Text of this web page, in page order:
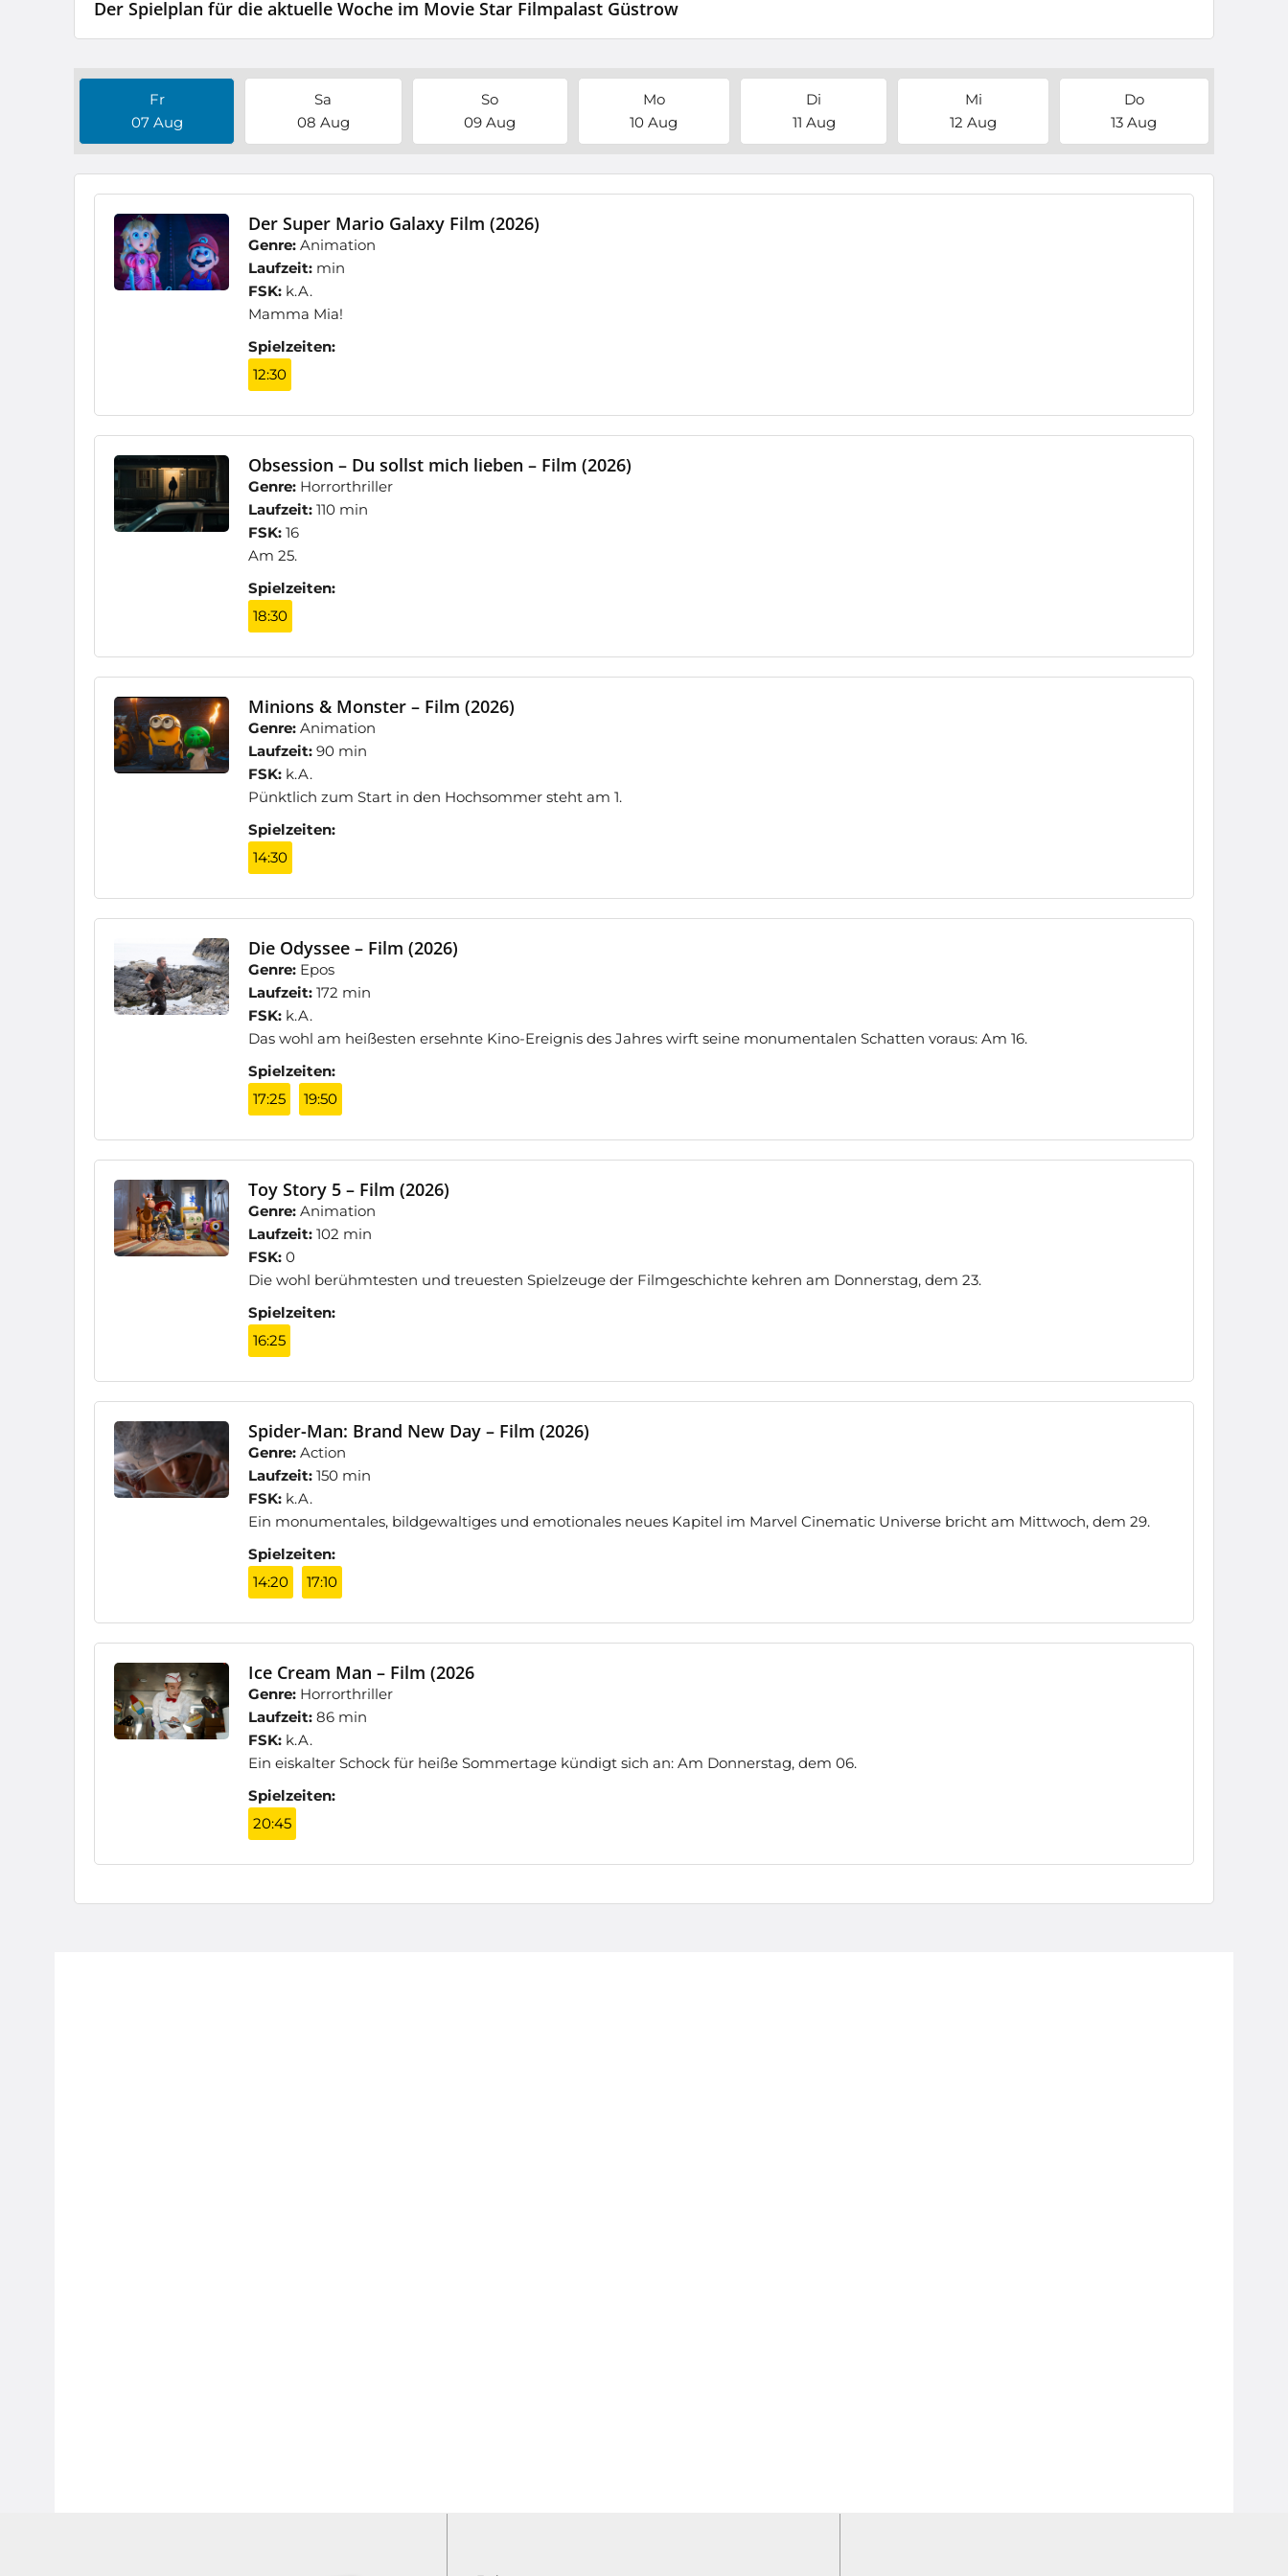
Der Spielplan für die aktuelle Woche im Movie Star Filmpalast Güstrow
Fr
07 Aug
Sa
08 Aug
So
09 Aug
Mo
10 Aug
Di
11 Aug
Mi
12 Aug
Do
13 Aug
Der Super Mario Galaxy Film (2026)
Genre: Animation
Laufzeit: min
FSK: k.A.
Mamma Mia!
Spielzeiten:
12:30
Obsession – Du sollst mich lieben – Film (2026)
Genre: Horrorthriller
Laufzeit: 110 min
FSK: 16
Am 25.
Spielzeiten:
18:30
Minions & Monster – Film (2026)
Genre: Animation
Laufzeit: 90 min
FSK: k.A.
Pünktlich zum Start in den Hochsommer steht am 1.
Spielzeiten:
14:30
Die Odyssee – Film (2026)
Genre: Epos
Laufzeit: 172 min
FSK: k.A.
Das wohl am heißesten ersehnte Kino-Ereignis des Jahres wirft seine monumentalen Schatten voraus: Am 16.
Spielzeiten:
17:25
19:50
Toy Story 5 – Film (2026)
Genre: Animation
Laufzeit: 102 min
FSK: 0
Die wohl berühmtesten und treuesten Spielzeuge der Filmgeschichte kehren am Donnerstag, dem 23.
Spielzeiten:
16:25
Spider-Man: Brand New Day – Film (2026)
Genre: Action
Laufzeit: 150 min
FSK: k.A.
Ein monumentales, bildgewaltiges und emotionales neues Kapitel im Marvel Cinematic Universe bricht am Mittwoch, dem 29.
Spielzeiten:
14:20
17:10
Ice Cream Man – Film (2026
Genre: Horrorthriller
Laufzeit: 86 min
FSK: k.A.
Ein eiskalter Schock für heiße Sommertage kündigt sich an: Am Donnerstag, dem 06.
Spielzeiten:
20:45